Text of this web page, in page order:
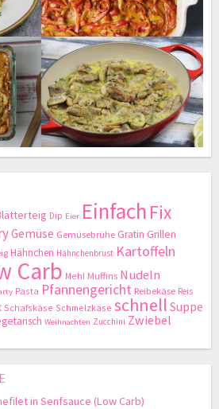
Dip Eier Einfach Fix
Gemüse Gemüsebrühe Gratin Grillen
Hähnchen Hähnchenbrust Kartoffeln
Carb Mehl Muffins Nudeln
Pasta Pfannengericht Reibekäse Reis
Schafskäse Schmelzkäse schnell Suppe
Weihnachten Zucchini Zwiebel
in Senfsauce (Low Carb)